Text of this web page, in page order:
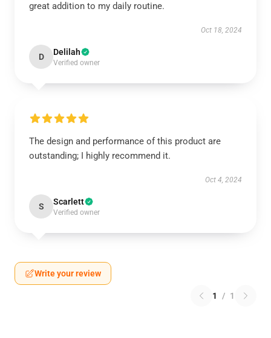
great addition to my daily routine.
Oct 18, 2024
D Delilah
Verified owner
The design and performance of this product are
outstanding; I highly recommend it.
Oct 4, 2024
S Scarlett
Verified owner
Write your review
1 / 1